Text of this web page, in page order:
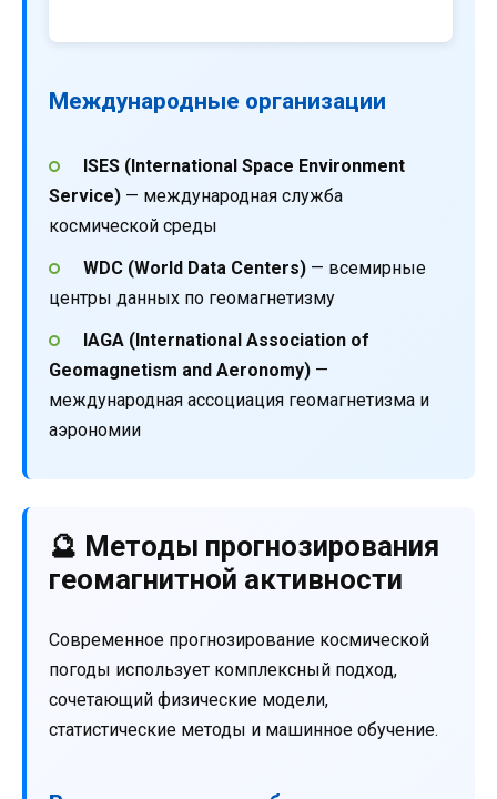
Международные организации
ISES (International Space Environment
Service) — международная служба
космической среды
WDC (World Data Centers)— всемирные
центры данных по геомагнетизму
IAGA (International Association of
Geomagnetism and Aeronomy) —
международная ассоциация геомагнетизма и
аэрономии
🔮 Методы прогнозирования
геомагнитной активности
Современное прогнозирование космической
погоды использует комплексный подход,
сочетающий физические модели,
статистические методы и машинное обучение.